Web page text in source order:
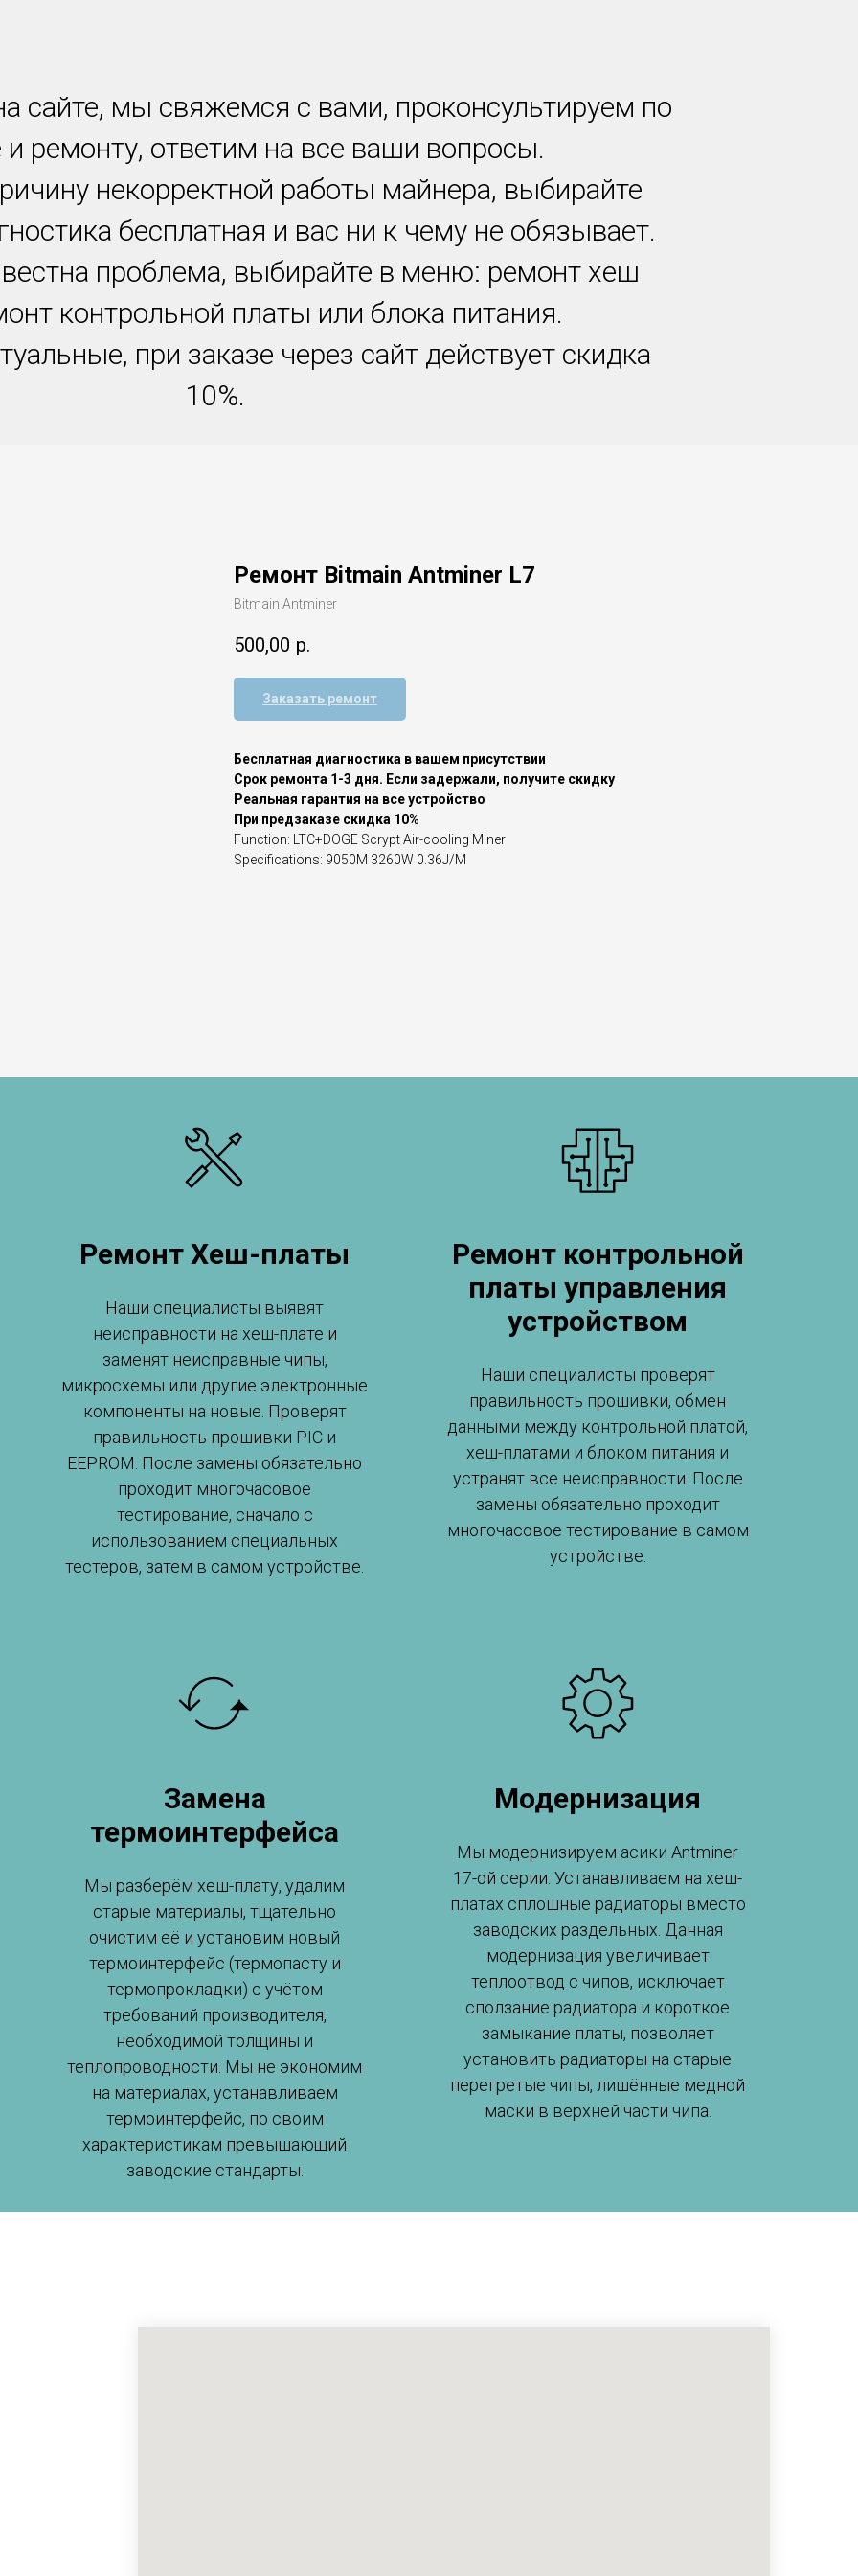
сайте, мы свяжемся с вами, проконсультируем по
и ремонту, ответим на все ваши вопросы.
некорректной работы майнера, выбирайте
бесплатная и вас ни к чему не обязывает.
проблема, выбирайте в меню: ремонт хеш
контрольной платы или блока питания.
при заказе через сайт действует скидка
10%.
Ремонт Bitmain Antminer L7
Bitmain Antminer
500,00 р.
Заказать ремонт
Бесплатная диагностика в вашем присутствии
Срок ремонта 1-3 дня. Если задержали, получите скидку
Реальная гарантия на все устройство
При предзаказе скидка 10%
Function: LTC+DOGE Scrypt Air-cooling Miner
Specifications: 9050M 3260W 0.36J/M
Ремонт Хеш-платы
Наши специалисты выявят
неисправности на хеш-плате и
заменят неисправные чипы,
микросхемы или другие электронные
компоненты на новые. Проверят
правильность прошивки PIC и
EEPROM. После замены обязательно
проходит многочасовое
тестирование, сначало с
использованием специальных
тестеров, затем в самом устройстве.
Ремонт контрольной
платы управления
устройством
Наши специалисты проверят
правильность прошивки, обмен
данными между контрольной платой,
хеш-платами и блоком питания и
устранят все неисправности. После
замены обязательно проходит
многочасовое тестирование в самом
устройстве.
Замена
термоинтерфейса
Мы разберём хеш-плату, удалим
старые материалы, тщательно
очистим её и установим новый
термоинтерфейс (термопасту и
термопрокладки) с учётом
требований производителя,
необходимой толщины и
теплопроводности. Мы не экономим
на материалах, устанавливаем
термоинтерфейс, по своим
характеристикам превышающий
заводские стандарты.
Модернизация
Мы модернизируем асики Antminer
17-ой серии. Устанавливаем на хеш-
платах сплошные радиаторы вместо
заводских раздельных. Данная
модернизация увеличивает
теплоотвод с чипов, исключает
сползание радиатора и короткое
замыкание платы, позволяет
установить радиаторы на старые
перегретые чипы, лишённые медной
маски в верхней части чипа.